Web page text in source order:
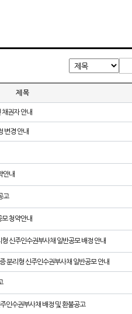
제 목
채권자 안내
변경 안내
안내
고
청약안내
신주인수권부사채 일반공모 배정 안내
분리형 신주인수권부사채 일반공모 안내
인수권부사채 배정 및 환불공고